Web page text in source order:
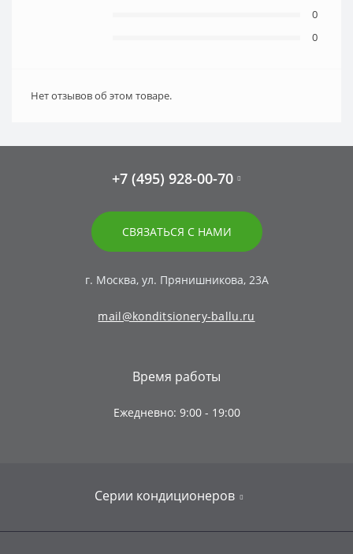
0
0
Нет отзывов об этом товаре.
+7 (495) 928-00-70
СВЯЗАТЬСЯ С НАМИ
г. Москва, ул. Прянишникова, 23А
mail@konditsionery-ballu.ru
Серии кондиционеров
Время работы
Ежедневно: 9:00 - 19:00